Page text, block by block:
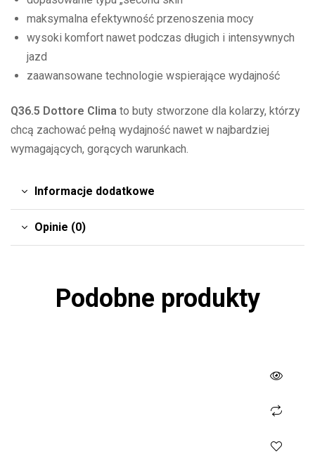
maksymalna efektywność przenoszenia mocy
wysoki komfort nawet podczas długich i intensywnych
jazd
zaawansowane technologie wspierające wydajność
Q36.5 Dottore Clima to buty stworzone dla kolarzy, którzy
chcą zachować pełną wydajność nawet w najbardziej
wymagających, gorących warunkach.
Informacje dodatkowe
Opinie (0)
Podobne produkty